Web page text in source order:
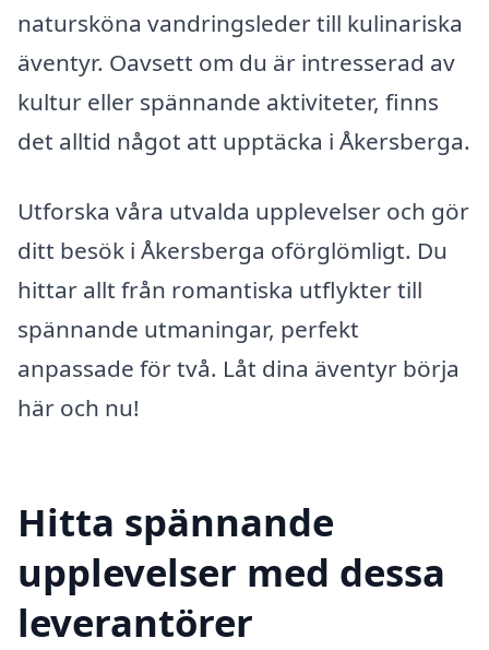
natursköna vandringsleder till kulinariska
äventyr. Oavsett om du är intresserad av
kultur eller spännande aktiviteter, finns
det alltid något att upptäcka i Åkersberga.
Utforska våra utvalda upplevelser och gör
ditt besök i Åkersberga oförglömligt. Du
hittar allt från romantiska utflykter till
spännande utmaningar, perfekt
anpassade för två. Låt dina äventyr börja
här och nu!
Hitta spännande
upplevelser med dessa
leverantörer